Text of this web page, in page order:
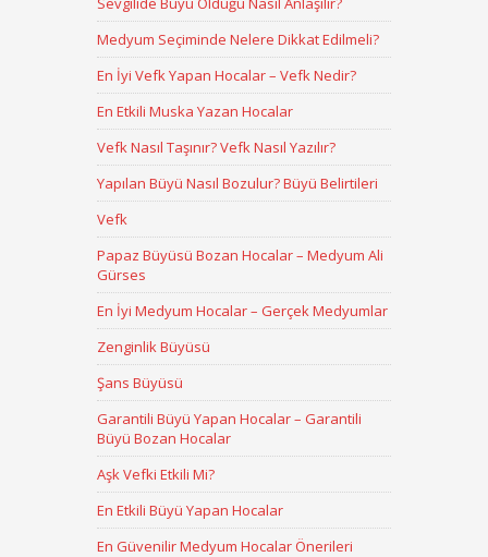
Medyum Seçiminde Nelere Dikkat Edilmeli?
En İyi Vefk Yapan Hocalar – Vefk Nedir?
En Etkili Muska Yazan Hocalar
Vefk Nasıl Taşınır? Vefk Nasıl Yazılır?
Yapılan Büyü Nasıl Bozulur? Büyü Belirtileri
Vefk
Papaz Büyüsü Bozan Hocalar – Medyum Ali
Gürses
En İyi Medyum Hocalar – Gerçek Medyumlar
Zenginlik Büyüsü
Şans Büyüsü
Garantili Büyü Yapan Hocalar – Garantili
Büyü Bozan Hocalar
Aşk Vefki Etkili Mi?
En Etkili Büyü Yapan Hocalar
En Güvenilir Medyum Hocalar Önerileri